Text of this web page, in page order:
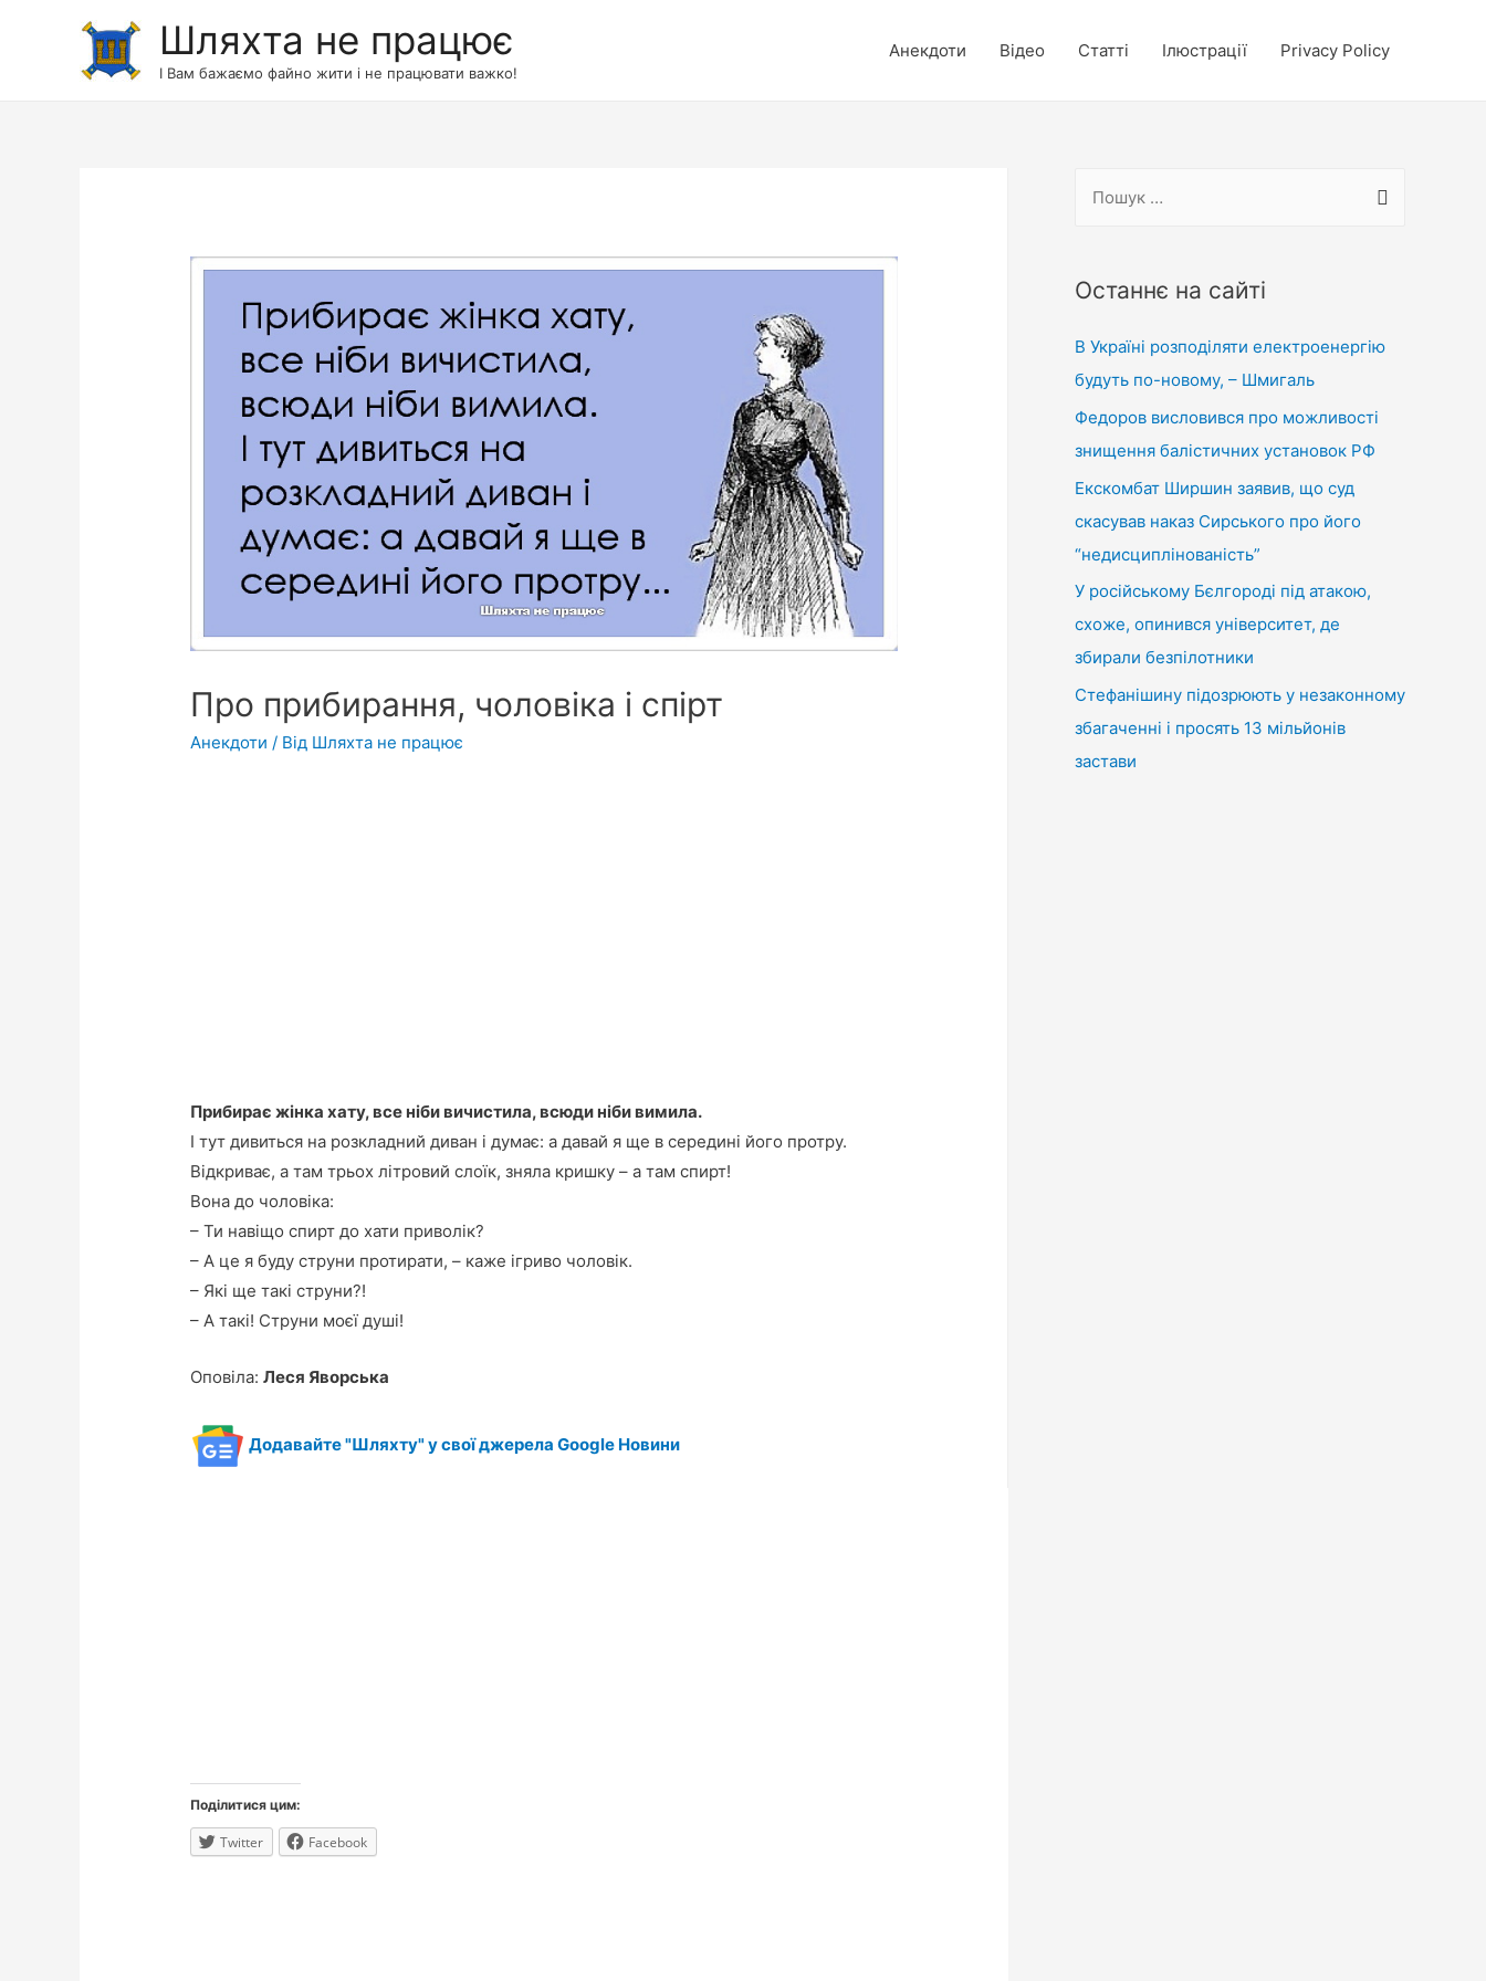
Шляхта не працює
І Вам бажаємо файно жити і не працювати важко!
Анекдоти Відео Статті Ілюстрації Privacy Policy
Про прибирання, чоловіка і спірт
Анекдоти / Від Шляхта не працює
Прибирає жінка хату, все ніби вичистила, всюди ніби вимила.
І тут дивиться на розкладний диван і думає: а давай я ще в середині його протру.
Відкриває, а там трьох літровий слоїк, зняла кришку – а там спирт!
Вона до чоловіка:
– Ти навіщо спирт до хати приволік?
– А це я буду струни протирати, – каже ігриво чоловік.
– Які ще такі струни?!
– А такі! Струни моєї душі!
Оповіла:Леся Яворська
Додавайте "Шляхту" у свої джерела Google Новини
Поділитися цим:
Twitter Facebook
у
:
Останнє на сайті
В Україні розподіляти електроенергію
будуть по-новому, – Шмигаль
Федоров висловився про можливості
знищення балістичних установок РФ
Екскомбат Ширшин заявив, що суд
скасував наказ Сирського про його
“недисциплінованість”
У російському Бєлгороді під атакою,
схоже, опинився університет, де
збирали безпілотники
Стефанішину підозрюють у незаконному
збагаченні і просять 13 мільйонів
застави